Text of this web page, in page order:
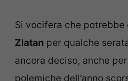
Si vocifera che potrebbe
Zlatan per qualche
ancora deciso, anche
polemiche dell’anno